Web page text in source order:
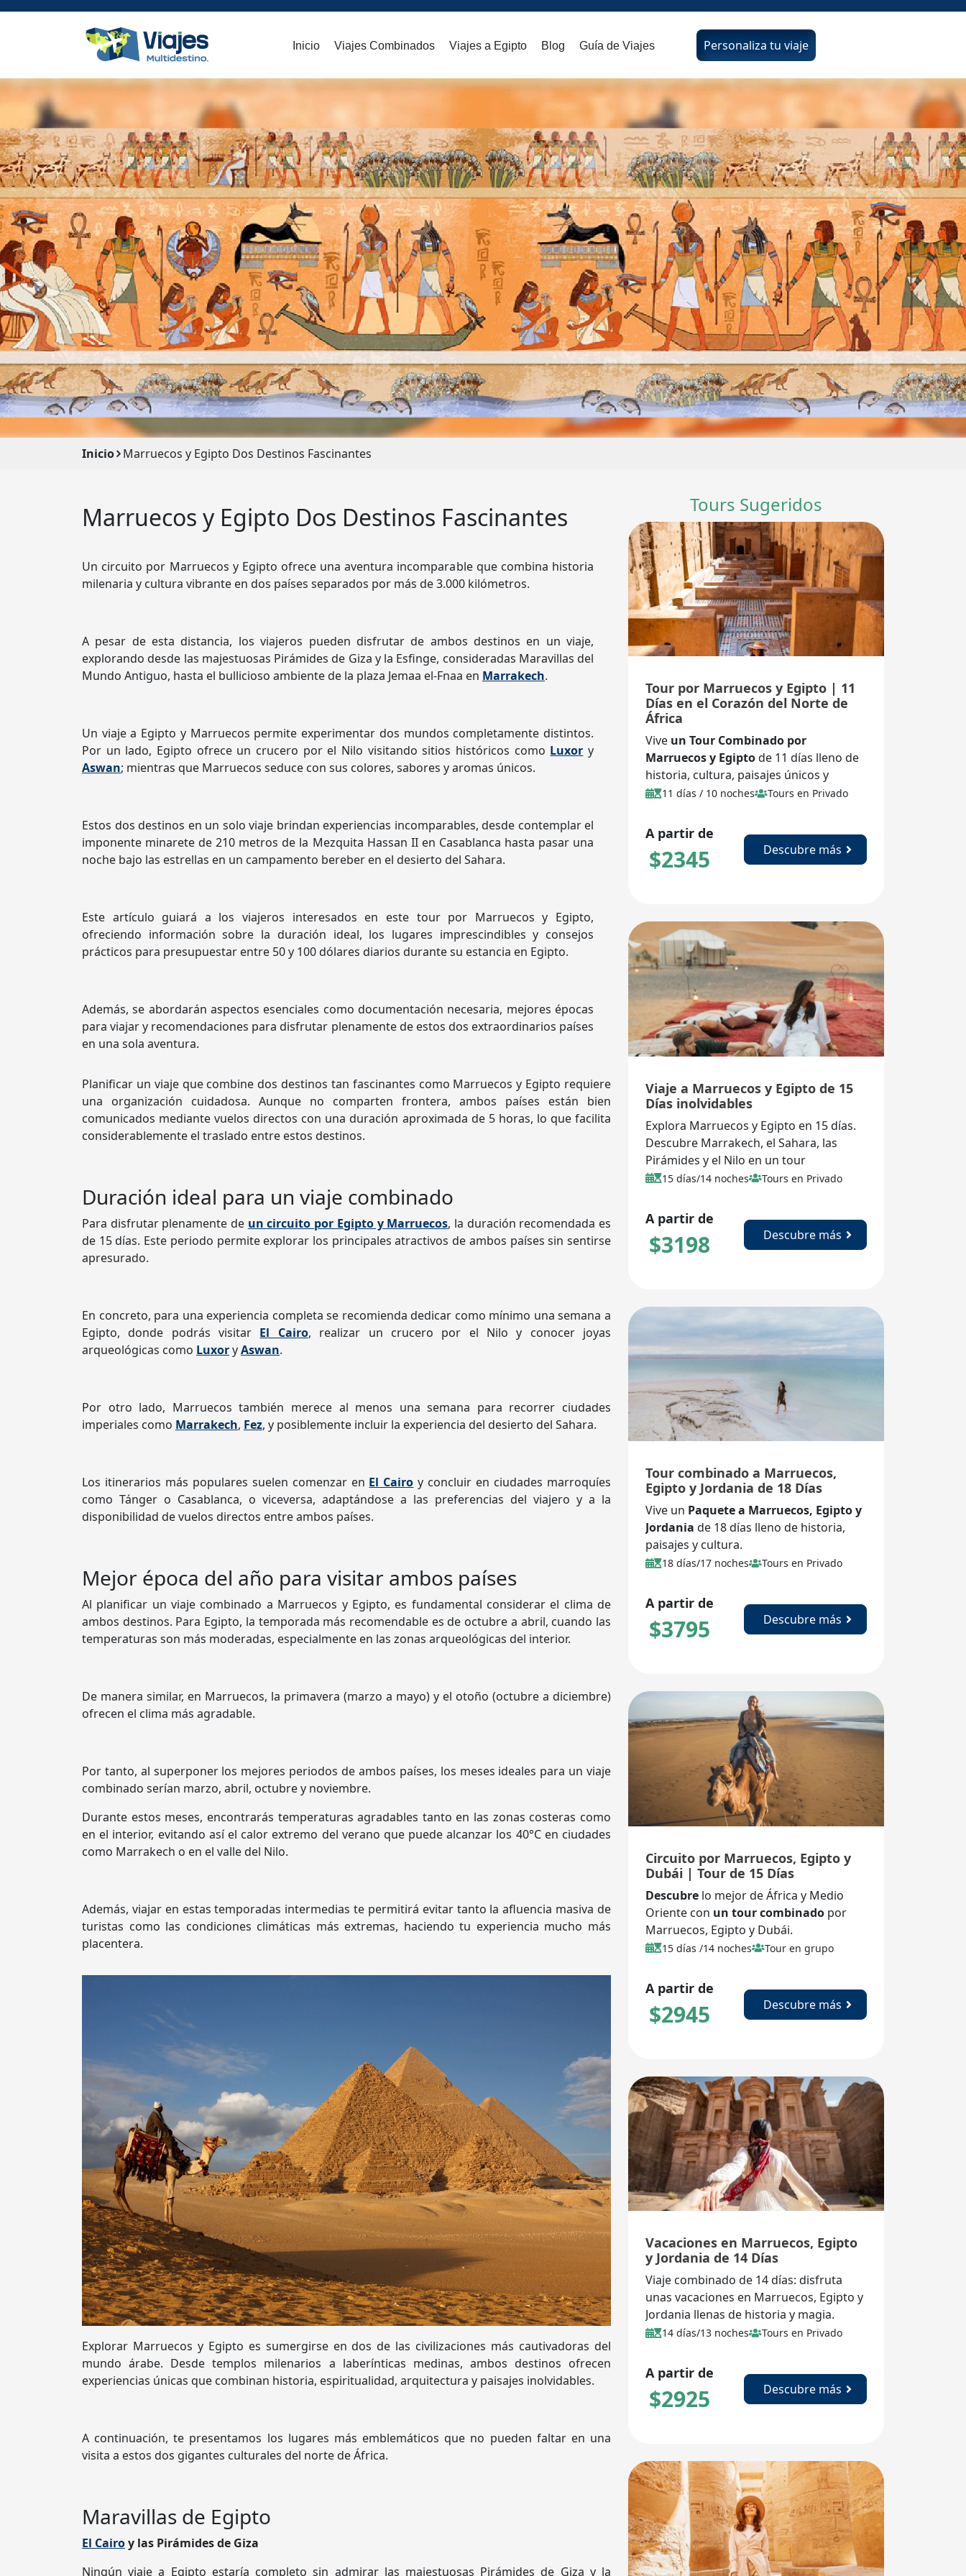
Inicio Viajes Combinados Viajes a Egipto Blog Guía de Viajes Personaliza tu viaje
Inicio Marruecos y Egipto Dos Destinos Fascinantes
Marruecos y Egipto Dos Destinos Fascinantes
Un circuito por Marruecos y Egipto ofrece una aventura incomparable que combina historia
milenaria y cultura vibrante en dos países separados por más de 3.000 kilómetros.
A pesar de esta distancia, los viajeros pueden disfrutar de ambos destinos en un viaje,
explorando desde las majestuosas Pirámides de Giza y la Esfinge, consideradas Maravillas del
Mundo Antiguo, hasta el bullicioso ambiente de la plaza Jemaa el-Fnaa en Marrakech.
Un viaje a Egipto y Marruecos permite experimentar dos mundos completamente distintos.
Por un lado, Egipto ofrece un crucero por el Nilo visitando sitios históricos como Luxor y
Aswan; mientras que Marruecos seduce con sus colores, sabores y aromas únicos.
Estos dos destinos en un solo viaje brindan experiencias incomparables, desde contemplar el
imponente minarete de 210 metros de la Mezquita Hassan II en Casablanca hasta pasar una
noche bajo las estrellas en un campamento bereber en el desierto del Sahara.
Este artículo guiará a los viajeros interesados en este tour por Marruecos y Egipto,
ofreciendo información sobre la duración ideal, los lugares imprescindibles y consejos
prácticos para presupuestar entre 50 y 100 dólares diarios durante su estancia en Egipto.
Además, se abordarán aspectos esenciales como documentación necesaria, mejores épocas
para viajar y recomendaciones para disfrutar plenamente de estos dos extraordinarios países
en una sola aventura.
Planificar un viaje que combine dos destinos tan fascinantes como Marruecos y Egipto requiere
una organización cuidadosa. Aunque no comparten frontera, ambos países están bien
comunicados mediante vuelos directos con una duración aproximada de 5 horas, lo que facilita
considerablemente el traslado entre estos destinos.
Duración ideal para un viaje combinado
Para disfrutar plenamente de un circuito por Egipto y Marruecos, la duración recomendada es
de 15 días. Este periodo permite explorar los principales atractivos de ambos países sin sentirse
apresurado.
En concreto, para una experiencia completa se recomienda dedicar como mínimo una semana a
Egipto, donde podrás visitar El Cairo, realizar un crucero por el Nilo y conocer joyas
arqueológicas como LuxoryAswan.
Por otro lado, Marruecos también merece al menos una semana para recorrer ciudades
imperiales como Marrakech, Fez, y posiblemente incluir la experiencia del desierto del Sahara.
Los itinerarios más populares suelen comenzar en El Cairo y concluir en ciudades marroquíes
como Tánger o Casablanca, o viceversa, adaptándose a las preferencias del viajero y a la
disponibilidad de vuelos directos entre ambos países.
Mejor época del año para visitar ambos países
Al planificar un viaje combinado a Marruecos y Egipto, es fundamental considerar el clima de
ambos destinos. Para Egipto, la temporada más recomendable es de octubre a abril, cuando las
temperaturas son más moderadas, especialmente en las zonas arqueológicas del interior.
De manera similar, en Marruecos, la primavera (marzo a mayo) y el otoño (octubre a diciembre)
ofrecen el clima más agradable.
Por tanto, al superponer los mejores periodos de ambos países, los meses ideales para un viaje
combinado serían marzo, abril, octubre y noviembre.
Durante estos meses, encontrarás temperaturas agradables tanto en las zonas costeras como
en el interior, evitando así el calor extremo del verano que puede alcanzar los 40°C en ciudades
como Marrakech o en el valle del Nilo.
Además, viajar en estas temporadas intermedias te permitirá evitar tanto la afluencia masiva de
turistas como las condiciones climáticas más extremas, haciendo tu experiencia mucho más
placentera.
Explorar Marruecos y Egipto es sumergirse en dos de las civilizaciones más cautivadoras del
mundo árabe. Desde templos milenarios a laberínticas medinas, ambos destinos ofrecen
experiencias únicas que combinan historia, espiritualidad, arquitectura y paisajes inolvidables.
A continuación, te presentamos los lugares más emblemáticos que no pueden faltar en una
visita a estos dos gigantes culturales del norte de África.
Maravillas de Egipto
El Cairoy las Pirámides de Giza
Ningún viaje a Egipto estaría completo sin admirar las majestuosas Pirámides de Giza y la
Tours Sugeridos
Tour por Marruecos y Egipto | 11
Días en el Corazón del Norte de
África
Vive un Tour Combinado por
Marruecos y Egiptode 11 días lleno de
historia, cultura, paisajes únicos y
experiencias inolvidables.
11 días / 10 noches Tours en Privado
A partir de
$2345 Descubre más
Viaje a Marruecos y Egipto de 15
Días inolvidables
Explora Marruecos y Egipto en 15 días.
Descubre Marrakech, el Sahara, las
Pirámides y el Nilo en un tour
combinado único.
15 días/14 noches Tours en Privado
A partir de
$3198 Descubre más
Tour combinado a Marruecos,
Egipto y Jordania de 18 Días
Vive un Paquete a Marruecos, Egipto y
Jordania de 18 días lleno de historia,
paisajes y cultura.
18 días/17 noches Tours en Privado
A partir de
$3795 Descubre más
Circuito por Marruecos, Egipto y
Dubái | Tour de 15 Días
Descubre lo mejor de África y Medio
Oriente con un tour combinado por
Marruecos, Egipto y Dubái.
15 días /14 noches Tour en grupo
A partir de
$2945 Descubre más
Vacaciones en Marruecos, Egipto
y Jordania de 14 Días
Viaje combinado de 14 días: disfruta
unas vacaciones en Marruecos, Egipto y
Jordania llenas de historia y magia.
14 días/13 noches Tours en Privado
A partir de
$2925 Descubre más